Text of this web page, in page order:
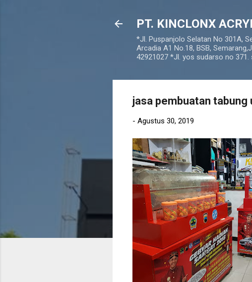
PT. KINCLONX
*Jl. Puspanjolo Selatan No 301A,
Arcadia A1 No.18, BSB,
42921027 *Jl. yos sudarso no
jasa pembuatan tabung
- Agustus 30, 2019